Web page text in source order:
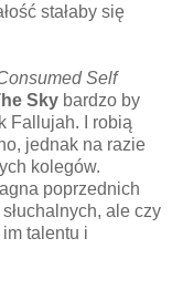
stałaby się
Self
Sky bardzo by
Fallujah. I robią
jednak na razie
kolegów.
poprzednich
ale czy
talentu i